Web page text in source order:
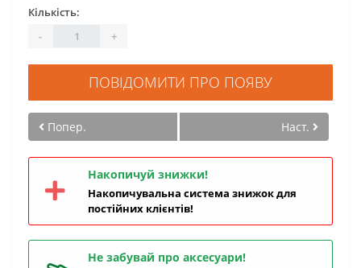
Кількість:
-
+
ПОВІДОМИТИ ПРО ПОЯВУ
Попер. Наст.
Накопичуй знижки!
Накопичувальна система знижок для
постійних клієнтів!
Не забувай про аксесуари!